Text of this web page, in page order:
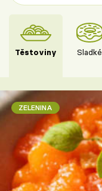
Těstoviny Sladké
ZELENINA